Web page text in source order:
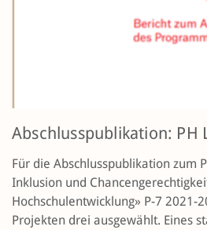
Abschlusspublikation: PH
Für die Abschlusspublikation zum
Inklusion und
Hochschulentwicklung» P-7 2021-
Projekten drei ausgewählt. Eines